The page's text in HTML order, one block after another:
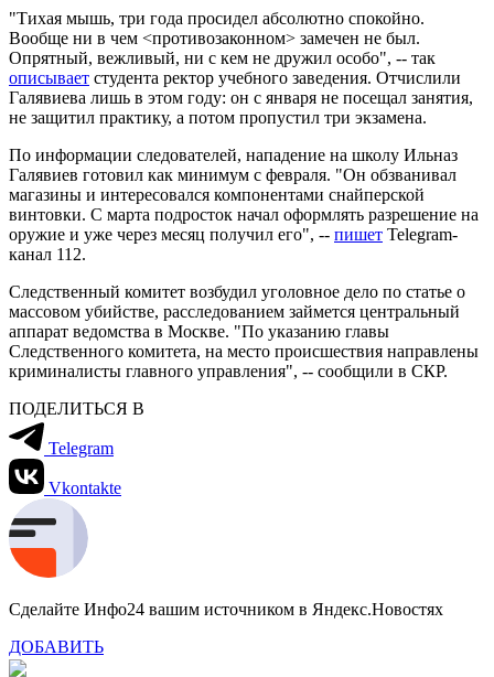
"Тихая мышь, три года просидел абсолютно спокойно.
Вообще ни в чем <противозаконном> замечен не был.
Опрятный, вежливый, ни с кем не дружил особо", -- так
описывает студента ректор учебного заведения. Отчислили
Галявиева лишь в этом году: он с января не посещал занятия,
не защитил практику, а потом пропустил три экзамена.
По информации следователей, нападение на школу Ильназ
Галявиев готовил как минимум с февраля. "Он обзванивал
магазины и интересовался компонентами снайперской
винтовки. С марта подросток начал оформлять разрешение на
оружие и уже через месяц получил его", -- пишет Telegram-
канал 112.
Следственный комитет возбудил уголовное дело по статье о
массовом убийстве, расследованием займется центральный
аппарат ведомства в Москве. "По указанию главы
Следственного комитета, на место происшествия направлены
криминалисты главного управления", -- сообщили в СКР.
ПОДЕЛИТЬСЯ В
Telegram
Vkontakte
Сделайте Инфо24 вашим источником в Яндекс.Новостях
ДОБАВИТЬ